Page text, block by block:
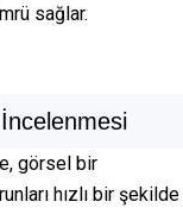
sağlar.
görsel bir
hızlı bir şekilde